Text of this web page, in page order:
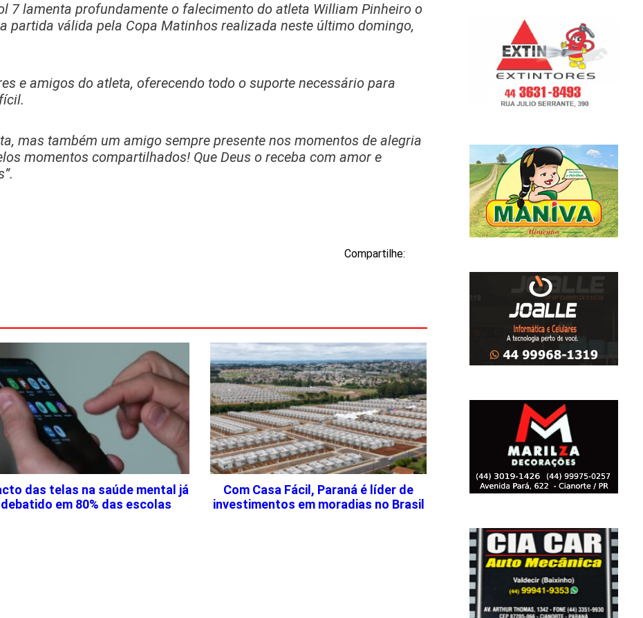
7 lamenta profundamente o falecimento do atleta William Pinheiro o
partida válida pela Copa Matinhos realizada neste último domingo,
e amigos do atleta, oferecendo todo o suporte necessário para
mas também um amigo sempre presente nos momentos de alegria
momentos compartilhados! Que Deus o receba com amor e
Compartilhe:
das telas na saúde mental já
em 80% das escolas
Com Casa Fácil, Paraná é líder de
investimentos em moradias no Brasil